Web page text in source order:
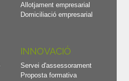
Allotjament empresarial
Domiciliació empresarial
INNOVACIÓ
Servei d'assessorament
Proposta formativa